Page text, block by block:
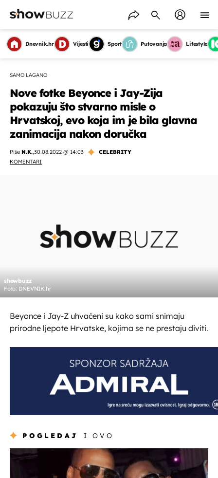
Dnevnik.hr Vijesti Sport Putovanja Lifestyle
SAMO LAGANO
Nove fotke Beyonce i Jay-Zija
pokazuju što stvarno misle o
Hrvatskoj, evo koja im je bila glavna
zanimacija nakon doručka
Piše N.K.,30.08.2022 @ 14:03
CELEBRITY
KOMENTARI
showbuzz
Foto: DNEVNIK.hr
Beyonce i Jay-Z uhvaćeni su kako sami snimaju
prirodne ljepote Hrvatske, kojima se ne prestaju diviti.
POGLEDAJ I OVO